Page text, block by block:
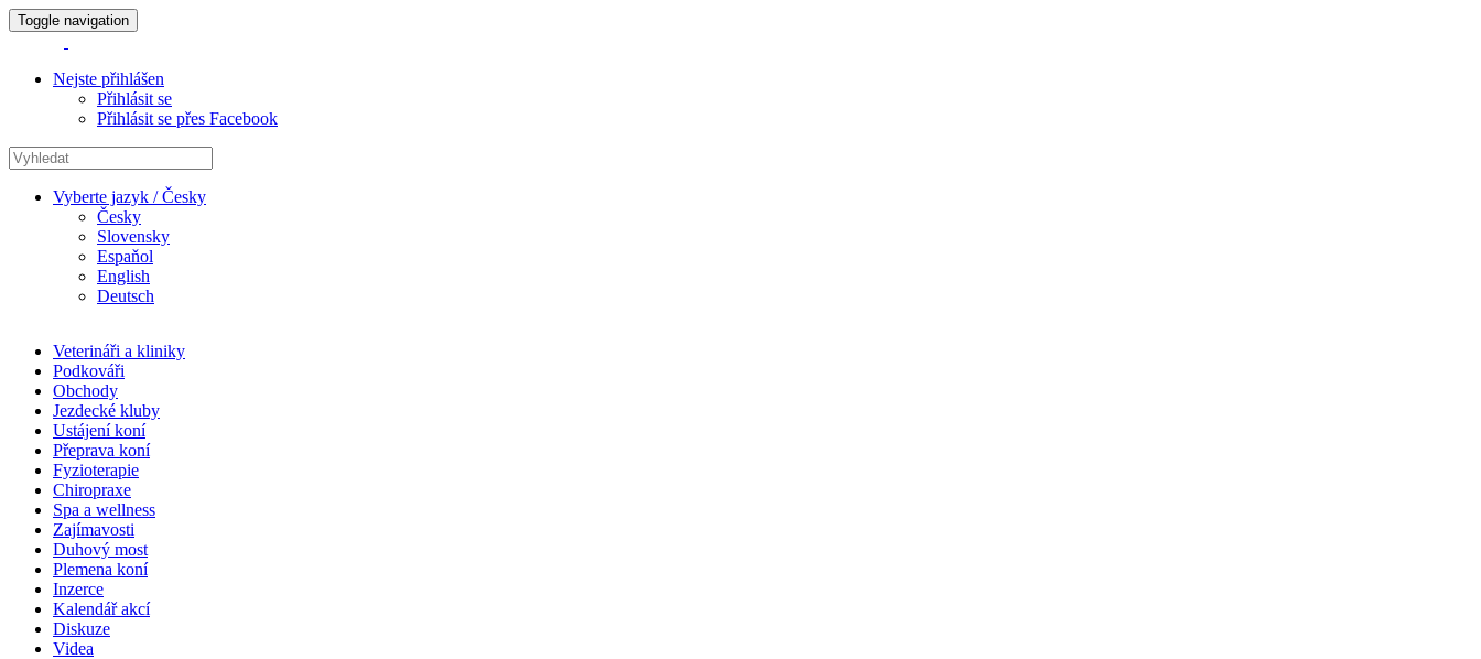
Toggle navigation
Nejste přihlášen
Přihlásit se
Přihlásit se přes Facebook
Vyberte jazyk / Česky
Česky
Slovensky
Espaňol
English
Deutsch
Veterináři a kliniky
Podkováři
Obchody
Jezdecké kluby
Ustájení koní
Přeprava koní
Fyzioterapie
Chiropraxe
Spa a wellness
Zajímavosti
Duhový most
Plemena koní
Inzerce
Kalendář akcí
Diskuze
Videa